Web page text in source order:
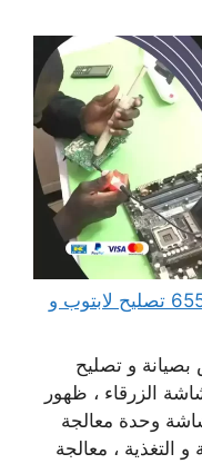
مهندس كمبيوتر النويصيب 65511033 تصليح لابتوب و
و تصليح
الزرقاء ، ظهور
وحدة معالجة
التغذية ، معالجة